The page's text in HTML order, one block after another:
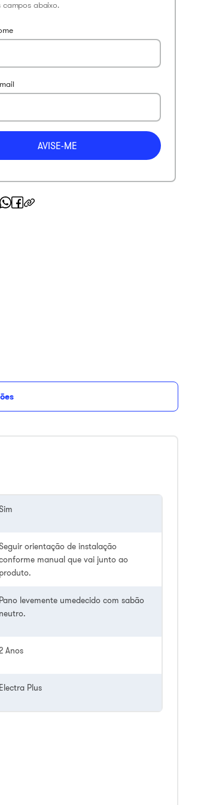
orientação de instalação
manual que vai junto ao
produto.
Pano levemente umedecido com sabão
neutro.
Anos
Electra Plus